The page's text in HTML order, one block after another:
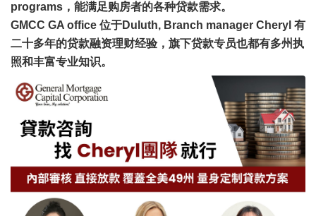
programs，能满足购房者的各种贷款需求。
GMCC GA office 位于Duluth, Branch manager Cheryl 有
二十多年的贷款融资理财经验，旗下贷款专员也都有多州执
照和丰富专业知识。